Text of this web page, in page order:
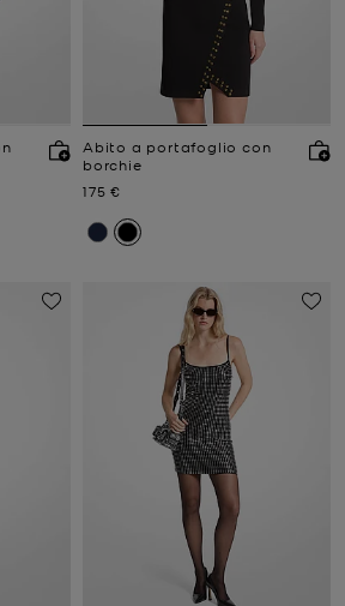
Abito a portafoglio con
borchie
Prezzo attuale
175 €